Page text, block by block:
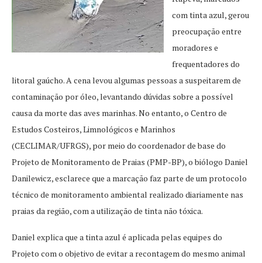
com tinta azul, gerou
preocupação entre
moradores e
frequentadores do
litoral gaúcho. A cena levou algumas pessoas a suspeitarem de
contaminação por óleo, levantando dúvidas sobre a possível
causa da morte das aves marinhas. No entanto, o Centro de
Estudos Costeiros, Limnológicos e Marinhos
(CECLIMAR/UFRGS), por meio do coordenador de base do
Projeto de Monitoramento de Praias (PMP-BP), o biólogo Daniel
Danilewicz, esclarece que a marcação faz parte de um protocolo
técnico de monitoramento ambiental realizado diariamente nas
praias da região, com a utilização de tinta não tóxica.
Daniel explica que a tinta azul é aplicada pelas equipes do
Projeto com o objetivo de evitar a recontagem do mesmo animal